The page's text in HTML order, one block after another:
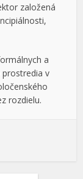
založená
a
v
rozdielu.